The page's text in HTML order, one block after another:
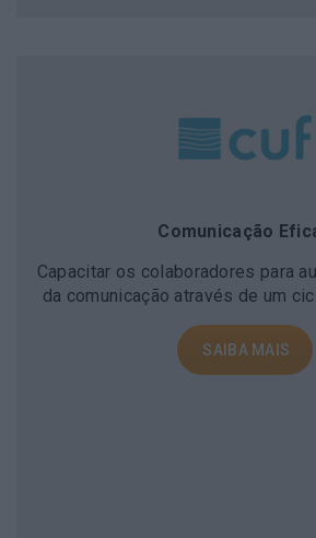
Comunicação
Capacitar os colaboradores para
da comunicação através de um